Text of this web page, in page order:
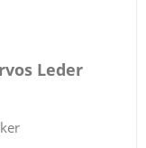
Leder